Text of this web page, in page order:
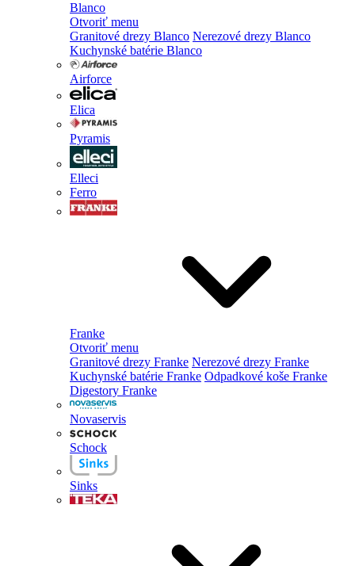
Blanco
Otvoriť menu
Granitové drezy Blanco Nerezové drezy Blanco
Kuchynské batérie Blanco
Airforce
Elica
Pyramis
Elleci
Ferro
Franke
Otvoriť menu
Granitové drezy Franke Nerezové drezy Franke
Kuchynské batérie Franke Odpadkové koše Franke
Digestory Franke
Novaservis
Schock
Sinks